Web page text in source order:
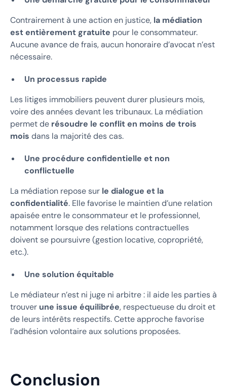
Contrairement à une action en justice, la médiation
est entièrement gratuite pour le consommateur.
Aucune avance de frais, aucun honoraire d’avocat n’est
nécessaire.
Un processus rapide
Les litiges immobiliers peuvent durer plusieurs mois,
voire des années devant les tribunaux. La médiation
permet de résoudre le conflit en moins de trois
mois dans la majorité des cas.
Une procédure confidentielle et non
conflictuelle
La médiation repose sur le dialogue et la
confidentialité. Elle favorise le maintien d’une relation
apaisée entre le consommateur et le professionnel,
notamment lorsque des relations contractuelles
doivent se poursuivre (gestion locative, copropriété,
etc.).
Une solution équitable
Le médiateur n’est ni juge ni arbitre : il aide les parties à
trouver une issue équilibrée, respectueuse du droit et
de leurs intérêts respectifs. Cette approche favorise
l’adhésion volontaire aux solutions proposées.
Conclusion